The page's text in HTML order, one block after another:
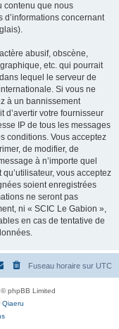
contenu que nous
d’informations concernant
abusif, obscène,
etc. qui pourrait
lequel le serveur de
Si vous ne
à un bannissement
d’avertir votre fournisseur
IP de tous les messages
conditions. Vous acceptez
de modifier, de
à n’importe quel
vous acceptez
soient enregistrées
ne seront pas
ni « SCIC Le Gabion »,
en cas de tentative de
Fuseau horaire sur UTC
phpBB Limited
Qiaeru